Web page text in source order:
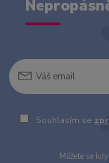
Souhlasím se
Můžete se